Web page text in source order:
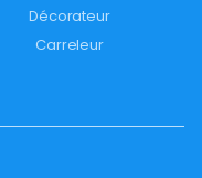
Décorateur
Carreleur